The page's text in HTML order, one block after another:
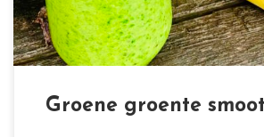
Groene groente